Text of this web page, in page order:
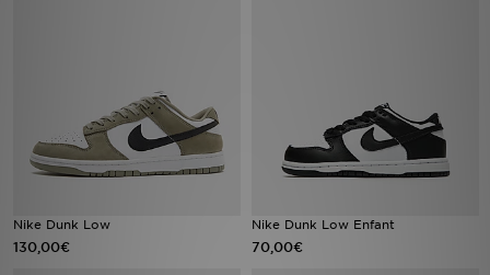
Nike Dunk Low
130,00€
Nike Dunk Low Enfant
70,00€